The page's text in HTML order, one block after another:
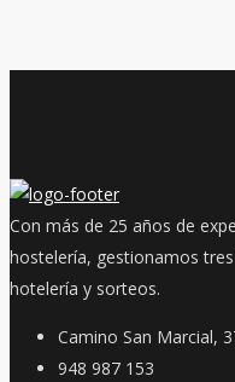
Con más de 25 años de
hostelería, gestionamos
hotelería y sorteos.
Camino San Marcial,
948 987 153